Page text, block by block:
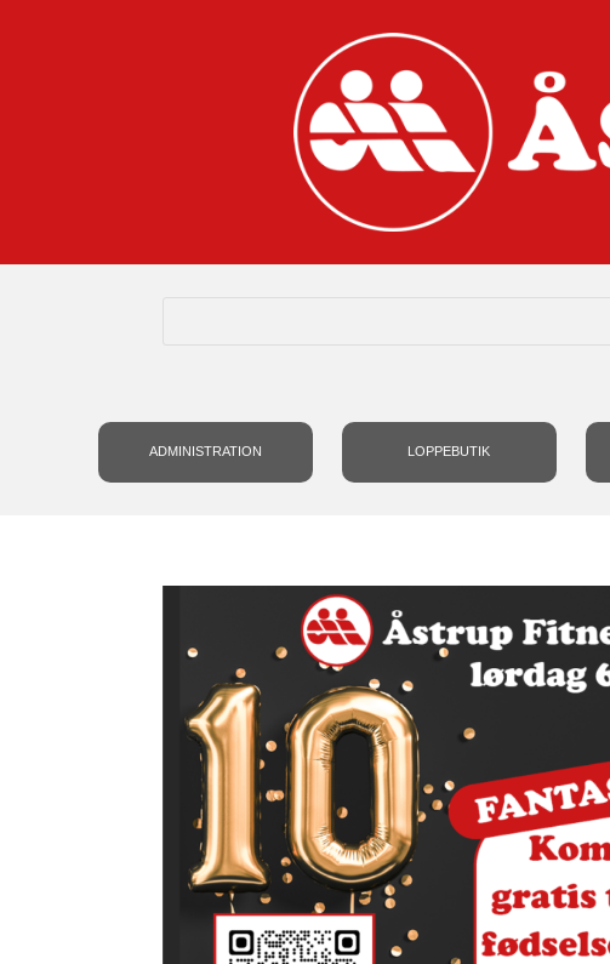
ADMINISTRATION LOPPEBUTIK